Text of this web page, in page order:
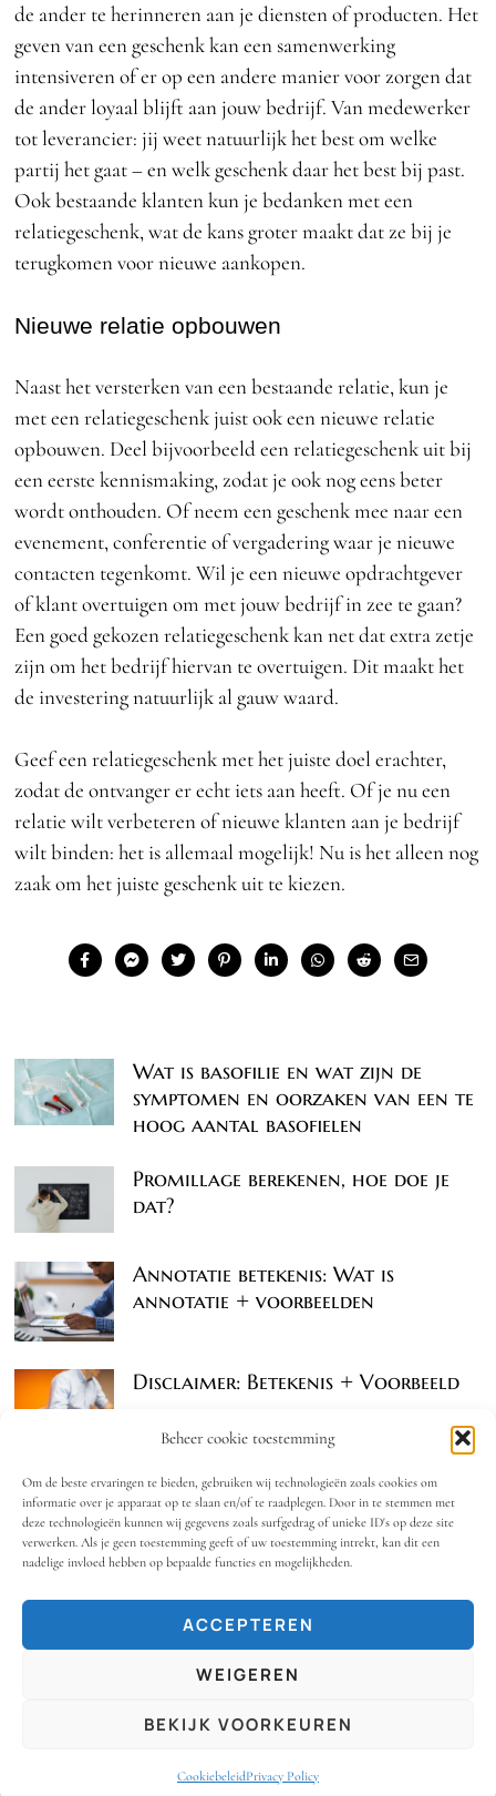
Beheer cookie toestemming
Om de beste ervaringen te bieden, gebruiken wij technologieën zoals cookies om
informatie over je apparaat op te slaan en/of te raadplegen. Door in te stemmen met
deze technologieën kunnen wij gegevens zoals surfgedrag of unieke ID's op deze site
verwerken. Als je geen toestemming geeft of uw toestemming intrekt, kan dit een
nadelige invloed hebben op bepaalde functies en mogelijkheden.
ACCEPTEREN
WEIGEREN
BEKIJK VOORKEUREN
CookiebeleidPrivacy Policy
de ander te herinneren aan je diensten of producten. Het
geven van een geschenk kan een samenwerking
intensiveren of er op een andere manier voor zorgen dat
de ander loyaal blijft aan jouw bedrijf. Van medewerker
tot leverancier: jij weet natuurlijk het best om welke
partij het gaat – en welk geschenk daar het best bij past.
Ook bestaande klanten kun je bedanken met een
relatiegeschenk, wat de kans groter maakt dat ze bij je
terugkomen voor nieuwe aankopen.
Nieuwe relatie opbouwen
Naast het versterken van een bestaande relatie, kun je
met een relatiegeschenk juist ook een nieuwe relatie
opbouwen. Deel bijvoorbeeld een relatiegeschenk uit bij
een eerste kennismaking, zodat je ook nog eens beter
wordt onthouden. Of neem een geschenk mee naar een
evenement, conferentie of vergadering waar je nieuwe
contacten tegenkomt. Wil je een nieuwe opdrachtgever
of klant overtuigen om met jouw bedrijf in zee te gaan?
Een goed gekozen relatiegeschenk kan net dat extra zetje
zijn om het bedrijf hiervan te overtuigen. Dit maakt het
de investering natuurlijk al gauw waard.
Geef een relatiegeschenk met het juiste doel erachter,
zodat de ontvanger er echt iets aan heeft. Of je nu een
relatie wilt verbeteren of nieuwe klanten aan je bedrijf
wilt binden: het is allemaal mogelijk! Nu is het alleen nog
zaak om het juiste geschenk uit te kiezen.
Wat is basofilie en wat zijn de
symptomen en oorzaken van een te
hoog aantal basofielen
Promillage berekenen, hoe doe je
dat?
Annotatie betekenis: Wat is
annotatie + voorbeelden
Disclaimer: Betekenis + Voorbeeld
Juridische
je bedrijf: wat elke
ondernemer moet
weten
© 2024 - Annotatie.nl. Alle Rechten Voorbehouden.
Info@annotatie.nl